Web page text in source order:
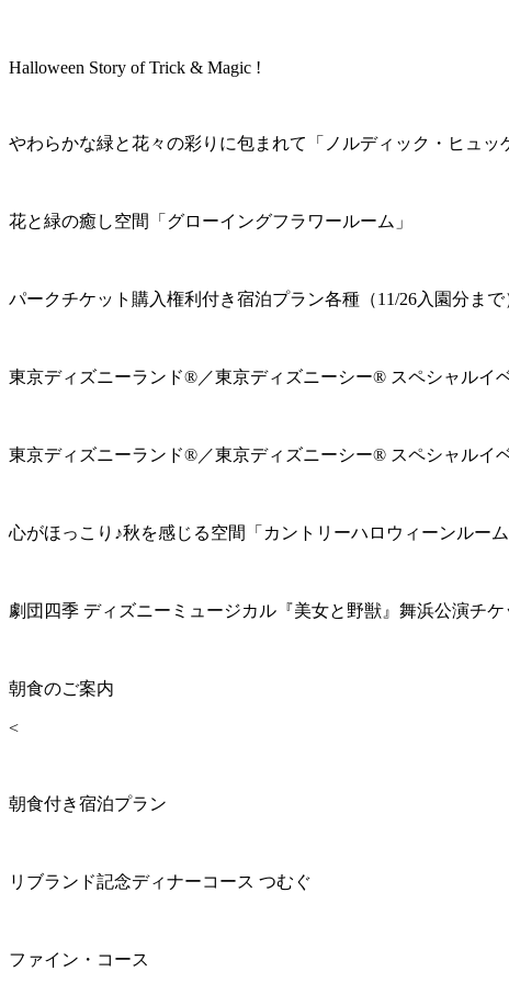
Halloween Story of Trick & Magic !
やわらかな緑と花々の彩りに包まれて「ノルディック・ヒュッ
花と緑の癒し空間「グローイングフラワールーム」
パークチケット購入権利付き宿泊プラン各種（11/26入園分まで
東京ディズニーランド®／東京ディズニーシー® スペシャルイ
東京ディズニーランド®／東京ディズニーシー® スペシャルイ
心がほっこり♪秋を感じる空間「カントリーハロウィーンルーム
劇団四季 ディズニーミュージカル『美女と野獣』舞浜公演チ
朝食のご案内
<
朝食付き宿泊プラン
リブランド記念ディナーコース つむぐ
ファイン・コース